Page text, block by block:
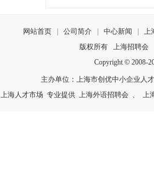
网站首页 公司简介 中心新闻
上
版权所有
上海招聘会
Copyright © 2008-
主办单位：上海市创优中小企业人
上海人才市场 专业提供 上海外语招聘会 、 上